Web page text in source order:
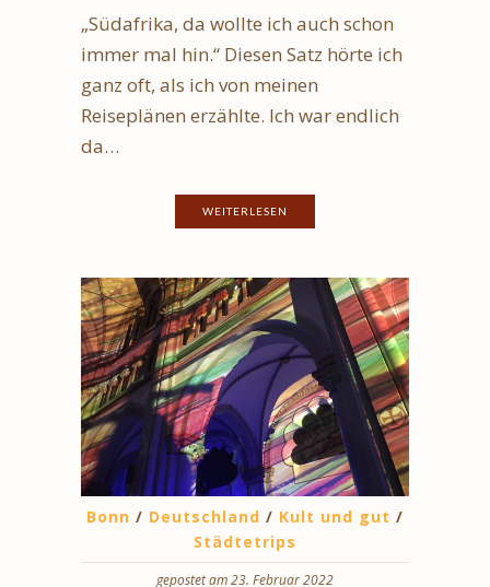
„Südafrika, da wollte ich auch schon
immer mal hin.“ Diesen Satz hörte ich
ganz oft, als ich von meinen
Reiseplänen erzählte. Ich war endlich
da…
WEITERLESEN
Bonn / Deutschland / Kult und gut /
Städtetrips
gepostet am 23. Februar 2022